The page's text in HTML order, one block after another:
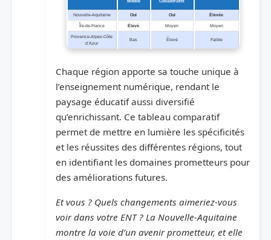
Nouvelle-Aquitaine Oui Oui Élevée
Île-de-France Élevé Moyen Moyen
Provence-Alpes-Côte
d’Azur
Bas Élevé Faible
Chaque région apporte sa touche unique à
l’enseignement numérique, rendant le
paysage éducatif aussi diversifié
qu’enrichissant. Ce tableau comparatif
permet de mettre en lumière les spécificités
et les réussites des différentes régions, tout
en identifiant les domaines prometteurs pour
des améliorations futures.
Et vous ? Quels changements aimeriez-vous
voir dans votre ENT ? La Nouvelle-Aquitaine
montre la voie d’un avenir prometteur, et elle